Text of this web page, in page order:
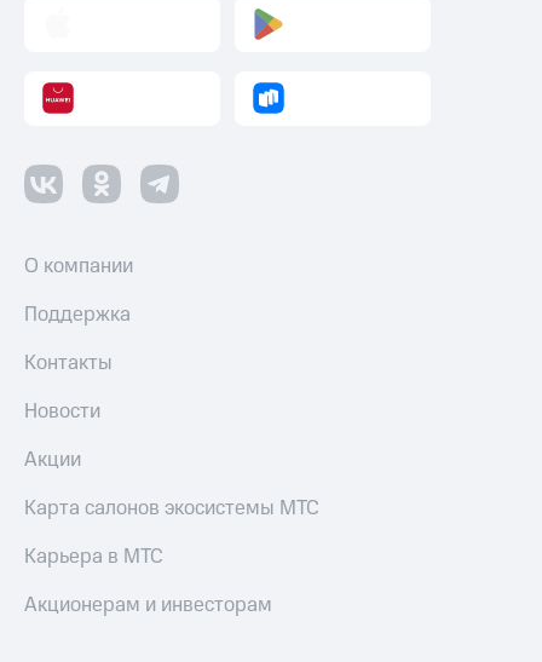
О компании
Поддержка
Контакты
Новости
Акции
Карта салонов экосистемы МТС
Карьера в МТС
Акционерам и инвесторам